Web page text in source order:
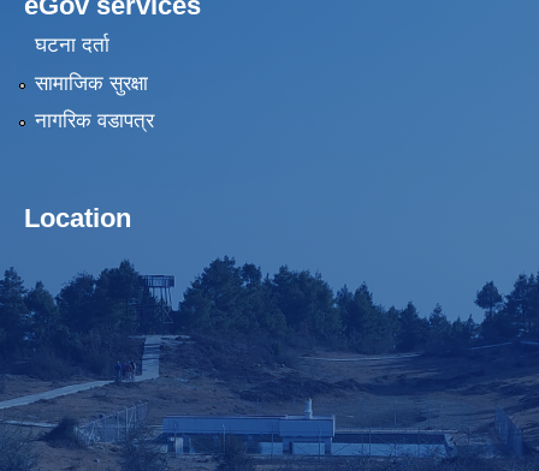
घटना दर्ता
सामाजिक सुरक्षा
नागरिक वडापत्र
Location